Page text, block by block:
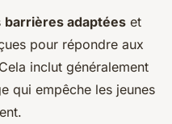
barrières adaptées et
pour répondre aux
inclut généralement
qui empêche les jeunes